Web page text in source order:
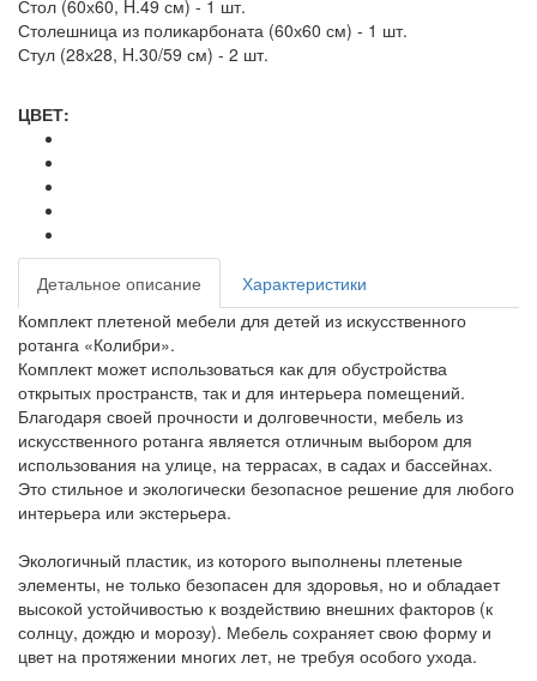
Стол (60х60, H.49 см) - 1 шт.
Столешница из поликарбоната (60х60 см) - 1 шт.
Стул (28х28, H.30/59 см) - 2 шт.
ЦВЕТ:
Детальное описание
Характеристики
Комплект плетеной мебели для детей из искусственного
ротанга «Колибри».
Комплект может использоваться как для обустройства
открытых пространств, так и для интерьера помещений.
Благодаря своей прочности и долговечности, мебель из
искусственного ротанга является отличным выбором для
использования на улице, на террасах, в садах и бассейнах.
Это стильное и экологически безопасное решение для любого
интерьера или экстерьера.
Экологичный пластик, из которого выполнены плетеные
элементы, не только безопасен для здоровья, но и обладает
высокой устойчивостью к воздействию внешних факторов (к
солнцу, дождю и морозу). Мебель сохраняет свою форму и
цвет на протяжении многих лет, не требуя особого ухода.